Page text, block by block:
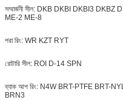
সম্মার্জনী সীল: DKB DKBI DKBI3 DKBZ
ME-2 ME-8
পরা রিং: WR KZT RYT
রোটারি সীল: ROI D-14 SPN
ব্যাক আপ রিং: N4W BRT-PTFE BRT-
BRN3